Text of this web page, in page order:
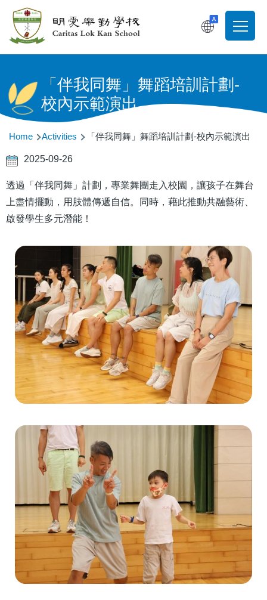
Skip to main content
Main
「伴我同舞」舞蹈培訓計劃-
校內示範演出
Breadcrumb
Home Activities 「伴我同舞」舞蹈培訓計劃-校內示範演出
2025-09-26
透過「伴我同舞」計劃，專業舞團走入校園，讓孩子在舞台
上盡情擺動，用肢體傳遞自信。同時，藉此推動共融藝術、
啟發學生多元潛能！